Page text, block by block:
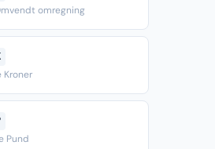
omregning
Kroner
Pund